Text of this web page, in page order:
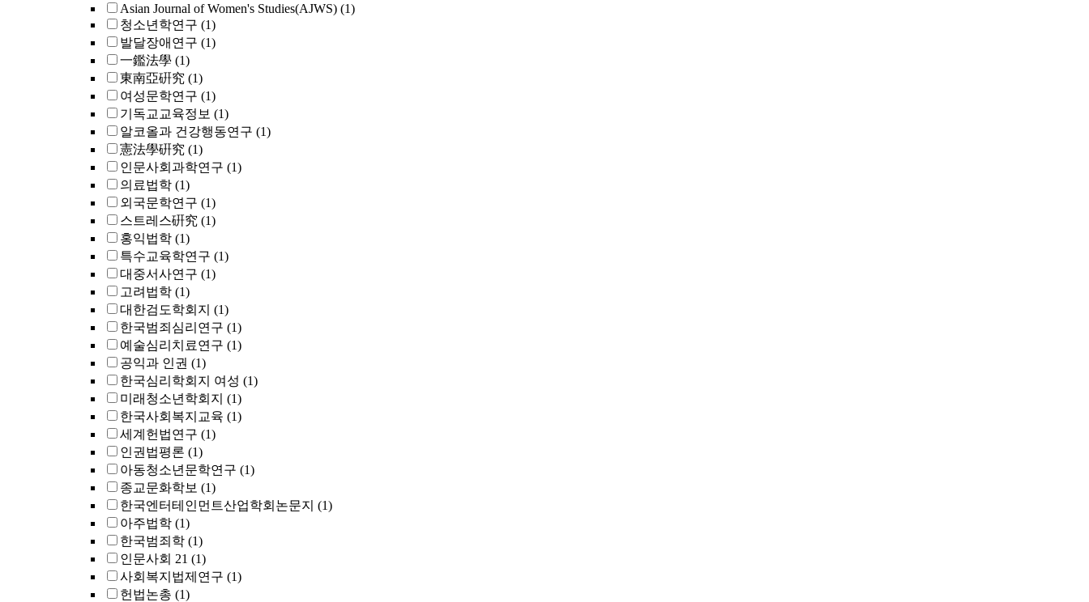
Asian Journal of Women's Studies(AJWS) (1)
청소년학연구 (1)
발달장애연구 (1)
一鑑法學 (1)
東南亞硏究 (1)
여성문학연구 (1)
기독교교육정보 (1)
알코올과 건강행동연구 (1)
憲法學硏究 (1)
인문사회과학연구 (1)
의료법학 (1)
외국문학연구 (1)
스트레스硏究 (1)
홍익법학 (1)
특수교육학연구 (1)
대중서사연구 (1)
고려법학 (1)
대한검도학회지 (1)
한국범죄심리연구 (1)
예술심리치료연구 (1)
공익과 인권 (1)
한국심리학회지 여성 (1)
미래청소년학회지 (1)
한국사회복지교육 (1)
세계헌법연구 (1)
인권법평론 (1)
아동청소년문학연구 (1)
종교문화학보 (1)
한국엔터테인먼트산업학회논문지 (1)
아주법학 (1)
한국범죄학 (1)
인문사회 21 (1)
사회복지법제연구 (1)
헌법논총 (1)